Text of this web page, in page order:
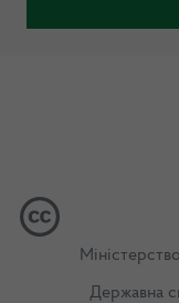
Державна